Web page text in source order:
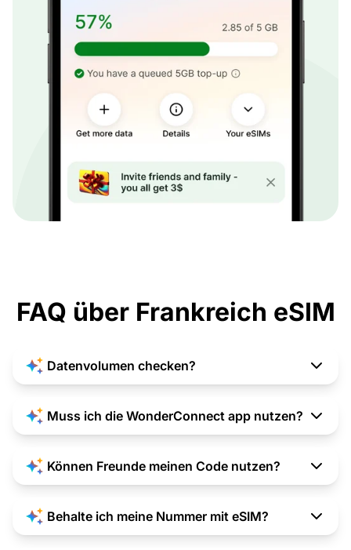
FAQ über Frankreich eSIM
Datenvolumen checken?
Muss ich die WonderConnect app nutzen?
Können Freunde meinen Code nutzen?
Behalte ich meine Nummer mit eSIM?